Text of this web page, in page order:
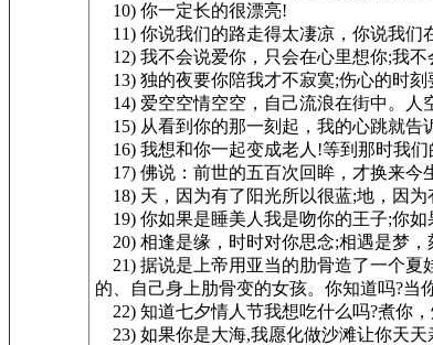
10) 你一定长的很漂亮!
11) 你说我们的路走得太凄凉，你说我们
12) 我不会说爱你，只会在心里想你;我不
13) 独的夜要你陪我才不寂寞;伤心的时刻
14) 爱空空情空空，自己流浪在街中。人
15) 从看到你的那一刻起，我的心跳就告
16) 我想和你一起变成老人!等到那时我
17) 佛说：前世的五百次回眸，才换来今
18) 天，因为有了阳光所以很蓝;地，因
19) 你如果是睡美人我是吻你的王子;你
20) 相逢是缘，时时对你思念;相遇是梦，
21) 据说是上帝用亚当的肋骨造了一个夏
的、自己身上肋骨变的女孩。你知道吗?
22) 知道七夕情人节我想吃什么吗?煮你
23) 如果你是大海,我愿化做沙滩让你天